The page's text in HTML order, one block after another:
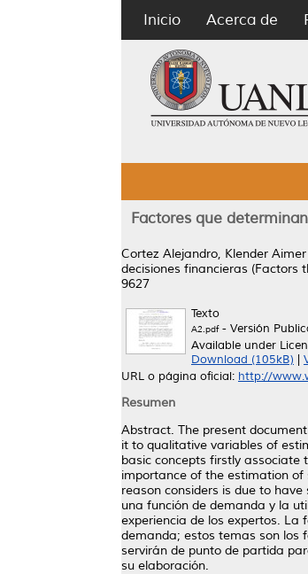
Inicio Acerca de
Factores que
Cortez Alejandro, Klender Aimer
decisiones financieras (Factors
9627
Texto
A2.pdf- Versión
Available under
Download (105kB)
URL o página oficial: http://
Resumen
Abstract. The present
it to qualitative variables of
basic concepts firstly
importance of the estimation of
reason considers is due to
una función de demanda y la
experiencia de los expertos.
demanda; estos temas son los
servirán de punto de partida
su elaboración.